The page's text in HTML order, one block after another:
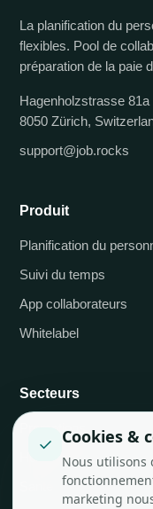
La planification du
flexibles. Pool de
préparation de la paie
Hagenholzstrasse 81a
8050 Zürich,
support@job.rocks
Produit
Planification du
Suivi du temps
App collaborateurs
Whitelabel
Secteurs
Promotions
Hôtels et restauration
✓ Cookies &
Nous utilisons
marketing